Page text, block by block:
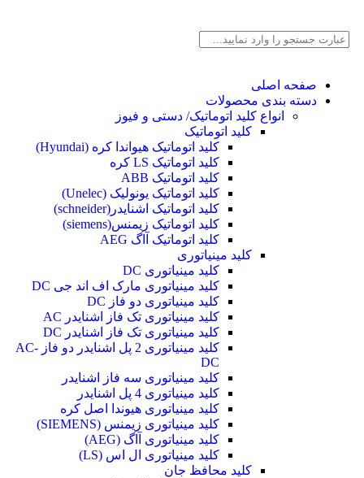
صفحه اصلی
دسته بندی محصولات
انواع کلید اتوماتیک/ دستی و فیوز
کلید اتوماتیک
کلید اتوماتیک هیواندا کره (Hyundai)
کلید اتوماتیک LS کره
کلید اتوماتیک ABB
کلید اتوماتیک یونولیک (Unelec)
کلید اتوماتیک اشنایدر(schneider)
کلید اتوماتیک زیمنس(siemens)
کلید اتوماتیک آاگ AEG
کلید مینیاتوری
کلید مینیاتوری DC
کلید مینیاتوری مارک اف اند جی DC
کلید مینیاتوری دو فاز DC
کلید مینیاتوری تک فاز اشنایدر AC
کلید مینیاتوری تک فاز اشنایدر DC
کلید مینیاتوری 2 پل اشنایدر دو فاز AC-
DC
کلید مینیاتوری سه فاز اشنایدر
کلید مینیاتوری 4 پل اشنایدر
کلید مینیاتوری هیوندا اصل کره
کلید مینیاتوری زیمنس (SIEMENS)
کلید مینیاتوری آاگ (AEG)
کلید مینیاتوری ال اس (LS)
کلید محافظ جان